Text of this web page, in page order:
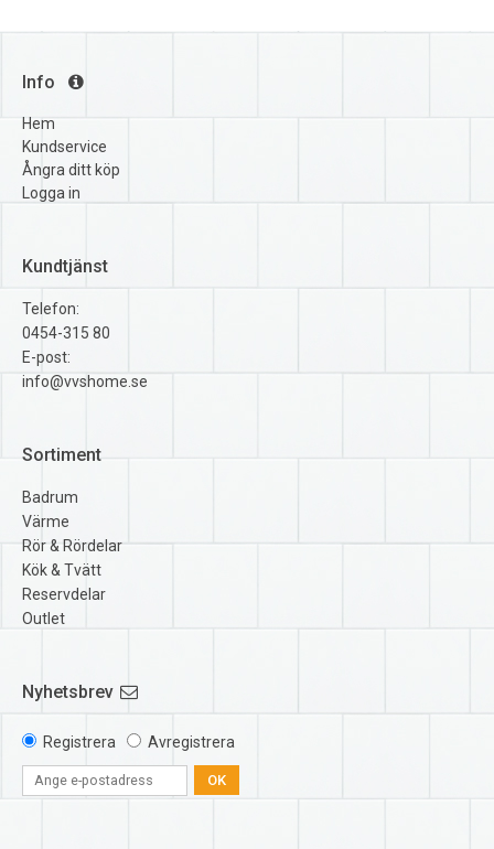
Info
Hem
Kundservice
Ångra ditt köp
Logga in
Kundtjänst
Telefon:
0454-315 80
E-post:
info@vvshome.se
Sortiment
Badrum
Värme
Rör & Rördelar
Kök & Tvätt
Reservdelar
Outlet
Nyhetsbrev
Registrera Avregistrera
OK